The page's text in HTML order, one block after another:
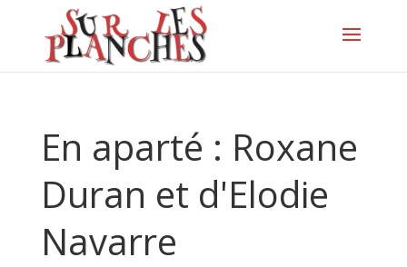
En aparté : Roxane
Duran et d'Elodie
Navarre